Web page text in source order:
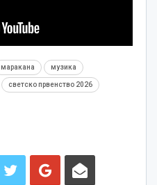
маракана музика
светско првенство 2026